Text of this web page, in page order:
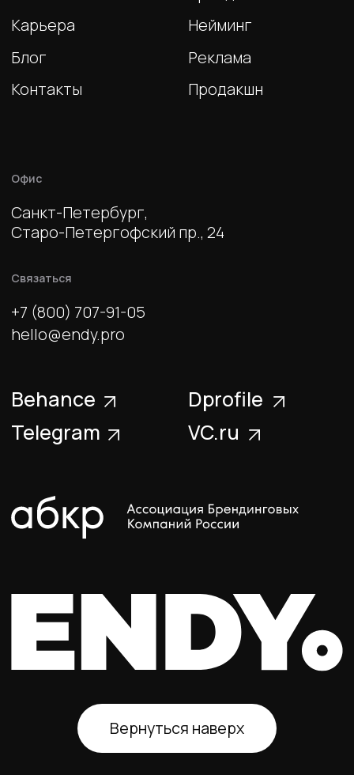
Подписывайтесь на рассылку об
актуальных брендинговых